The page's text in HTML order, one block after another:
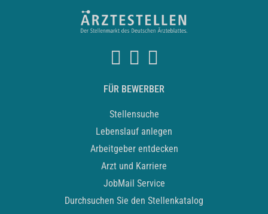
FÜR BEWERBER
Stellensuche
Lebenslauf anlegen
Arbeitgeber entdecken
Arzt und Karriere
JobMail Service
Durchsuchen Sie den Stellenkatalog